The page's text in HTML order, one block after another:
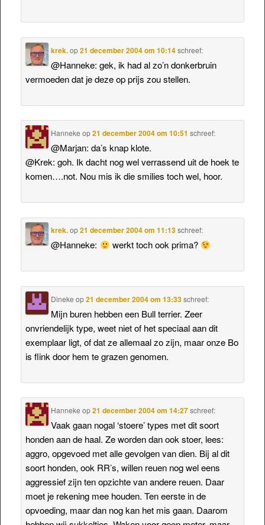
krek.op21 december 2004 om 10:14 schreef:
@Hanneke: gek, ik had al zo’n donkerbruin
vermoeden dat je deze op prijs zou stellen.
Hanneke op21 december 2004 om 10:51 schreef:
@Marjan: da’s knap klote.
@Krek: goh. Ik dacht nog wel verrassend uit de hoek te
komen….not. Nou mis ik die smilies toch wel, hoor.
krek.op21 december 2004 om 11:13 schreef:
@Hanneke: werkt toch ook prima?
Dineke op21 december 2004 om 13:33 schreef:
Mijn buren hebben een Bull terrier. Zeer
onvriendelijk type, weet niet of het speciaal aan dit
exemplaar ligt, of dat ze allemaal zo zijn, maar onze Bo
is flink door hem te grazen genomen.
Hanneke op21 december 2004 om 14:27 schreef:
Vaak gaan nogal ‘stoere’ types met dit soort
honden aan de haal. Ze worden dan ook stoer, lees:
aggro, opgevoed met alle gevolgen van dien. Bij al dit
soort honden, ook RR’s, willen reuen nog wel eens
aggressief zijn ten opzichte van andere reuen. Daar
moet je rekening mee houden. Ten eerste in de
opvoeding, maar dan nog kan het mis gaan. Daarom